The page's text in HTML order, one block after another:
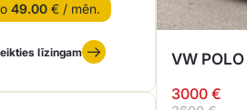
49.00€ / mēn.
līzingam
VW POLO
3000 €